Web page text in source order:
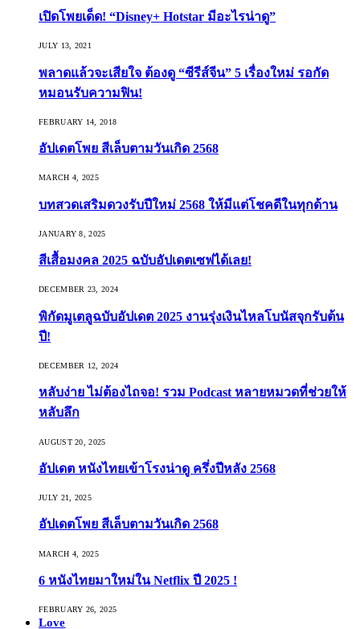
เปิดโพยเด็ด! “Disney+ Hotstar มีอะไรน่าดู”
JULY 13, 2021
พลาดแล้วจะเสียใจ ต้องดู “ซีรีส์จีน” 5 เรื่องใหม่ รอกัด
หมอนรับความฟิน!
FEBRUARY 14, 2018
อัปเดตโพย สีเล็บตามวันเกิด 2568
MARCH 4, 2025
บทสวดเสริมดวงรับปีใหม่ 2568 ให้มีแต่โชคดีในทุกด้าน
JANUARY 8, 2025
สีเสื้อมงคล 2025 ฉบับอัปเดตเซฟได้เลย!
DECEMBER 23, 2024
พิกัดมูเตลูฉบับอัปเดต 2025 งานรุ่งเงินไหลโบนัสจุกรับต้น
ปี!
DECEMBER 12, 2024
หลับง่าย ไม่ต้องไถจอ! รวม Podcast หลายหมวดที่ช่วยให้
หลับลึก
AUGUST 20, 2025
อัปเดต หนังไทยเข้าโรงน่าดู ครึ่งปีหลัง 2568
JULY 21, 2025
อัปเดตโพย สีเล็บตามวันเกิด 2568
MARCH 4, 2025
6 หนังไทยมาใหม่ใน Netflix ปี 2025 !
FEBRUARY 26, 2025
Love